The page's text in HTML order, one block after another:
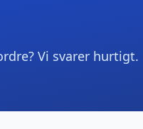
Vi svarer hurtigt.